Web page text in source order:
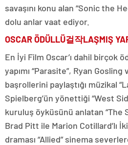
savaşını konu alan “Sonic the
dolu anlar vaat ediyor.
OSCAR ÖDÜLLÜ걸작LAŞMIŞ
En İyi Film Oscar’ı dahil birçok
yapımı “Parasite”, Ryan
başrollerini paylaştığı müzikal
Spielberg’ün yönettiği “West
kuruluş öyküsünü anlatan “The
Brad Pitt ile Marion Cotillard’lı
draması “Allied” sinema